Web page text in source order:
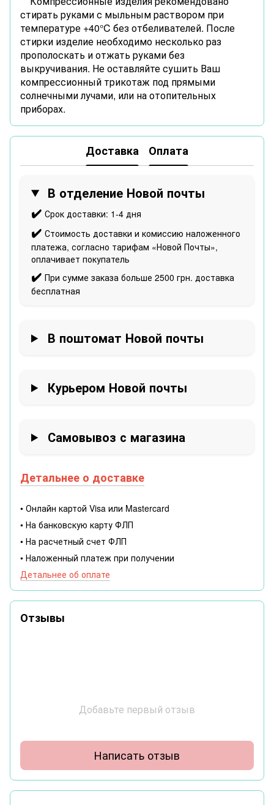
стирать руками с мыльным раствором при
температуре +40°C без отбеливателей. После
стирки изделие необходимо несколько раз
прополоскать и отжать руками без
выкручивания. Не оставляйте сушить Ваш
компрессионный трикотаж под прямыми
солнечными лучами, или на отопительных
приборах.
Доставка Оплата
В отделение Новой почты
✔️ Срок доставки: 1-4 дня
✔️ Стоимость доставки и комиссию наложенного
платежа, согласно тарифам «Новой Почты»,
оплачивает покупатель
✔️ При сумме заказа больше 2500 грн. доставка
бесплатная
В поштомат Новой почты
Курьером Новой почты
Самовывоз с магазина
Детальнее о доставке
• Онлайн картой Visa или Mastercard
• На банковскую карту ФЛП
• На расчетный счет ФЛП
• Наложенный платеж при получении
Детальнее об оплате
Отзывы
Добавьте первый отзыв
Написать отзыв